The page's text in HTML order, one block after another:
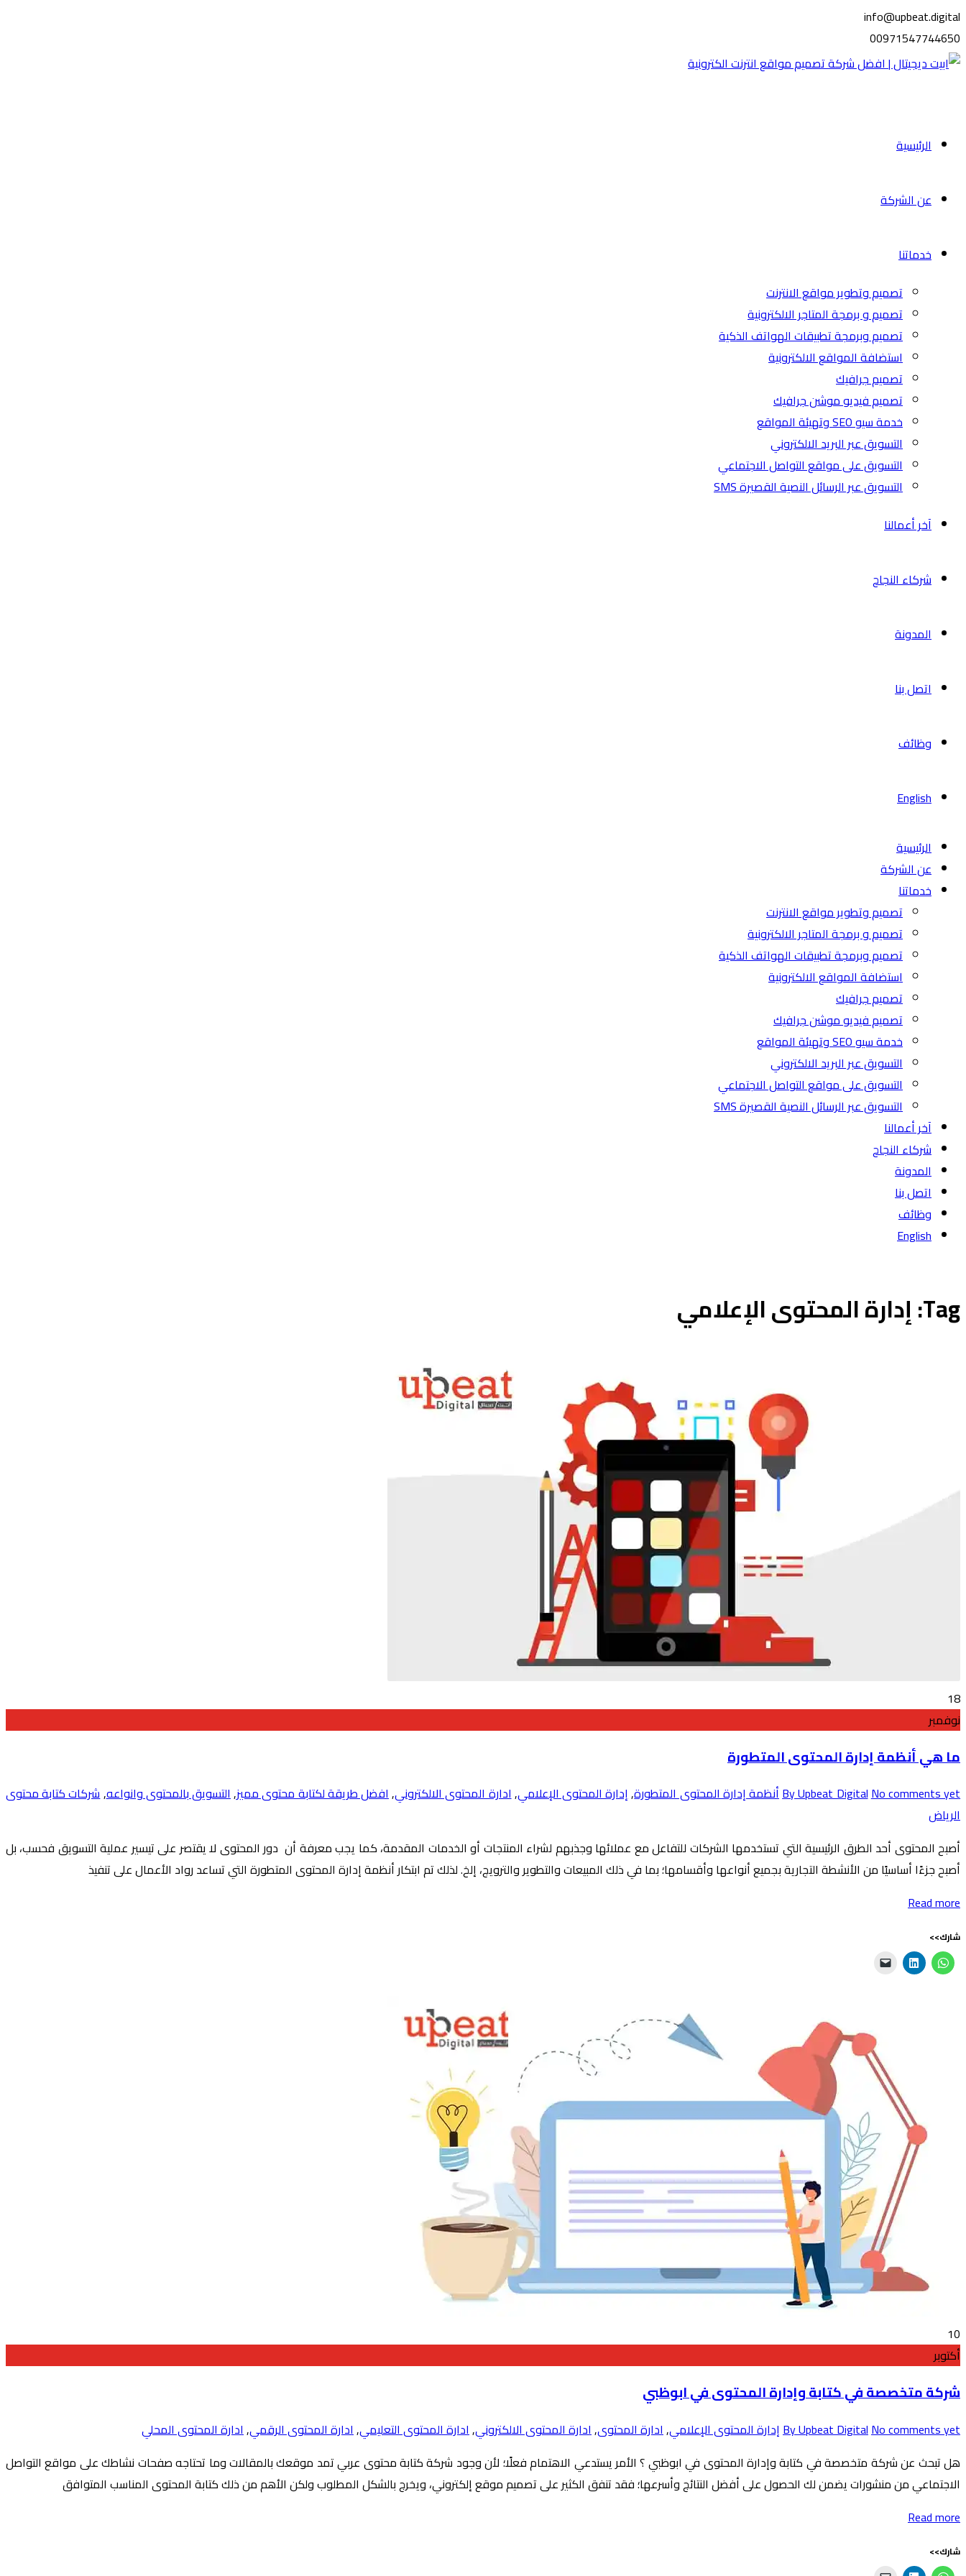
info@upbeat.digital
00971547744650
الرئيسية
عن الشركة
خدماتنا
تصميم وتطوير مواقع الانترنت
تصميم و برمجة المتاجر الالكترونية
تصميم وبرمجة تطبيقات الهواتف الذكية
استضافة المواقع الالكترونية
تصميم جرافيك
تصميم فيديو موشن جرافيك
خدمة سيو SEO وتهيئة المواقع
التسويق عبر البريد الالكتروني
التسويق على مواقع التواصل الاجتماعي
التسويق عبر الرسائل النصية القصيرة SMS
آخر أعمالنا
شركاء النجاح
المدونة
اتصل بنا
وظائف
English
الرئيسية
عن الشركة
خدماتنا
تصميم وتطوير مواقع الانترنت
تصميم و برمجة المتاجر الالكترونية
تصميم وبرمجة تطبيقات الهواتف الذكية
استضافة المواقع الالكترونية
تصميم جرافيك
تصميم فيديو موشن جرافيك
خدمة سيو SEO وتهيئة المواقع
التسويق عبر البريد الالكتروني
التسويق على مواقع التواصل الاجتماعي
التسويق عبر الرسائل النصية القصيرة SMS
آخر أعمالنا
شركاء النجاح
المدونة
اتصل بنا
وظائف
English
Tag: إدارة المحتوى الإعلامي
18
نوفمبر
ما هي أنظمة إدارة المحتوى المتطورة
By Upbeat DigitalNo comments yet أنظمة إدارة المحتوى المتطورة,إدارة المحتوى الإعلامي,ادارة المحتوى الالكتروني,افضل طريقة لكتابة محتوى مميز,التسويق بالمحتوى وانواعه,شركات كتابة محتوى
الرياض
أصبح المحتوى أحد الطرق الرئيسية التي تستخدمها الشركات للتفاعل مع عملائها وجذبهم لشراء المنتجات أو الخدمات المقدمة، كما يجب معرفة أن دور المحتوى لا يقتصر على تيسير عملية التسويق فحسب، بل
أصبح جزءًا أساسيًا من الأنشطة التجارية بجميع أنواعها وأقسامها؛ بما في ذلك المبيعات والتطوير والترويج، إلخ. لذلك تم ابتكار أنظمة إدارة المحتوى المتطورة التي تساعد رواد الأعمال على تنفيذ
Read more
شارك>>
10
أكتوبر
شركة متخصصة في كتابة وإدارة المحتوى في ابوظبي
By Upbeat DigitalNo comments yet إدارة المحتوى الإعلامي,ادارة المحتوى,ادارة المحتوى الالكتروني,ادارة المحتوى التعليمي,ادارة المحتوى الرقمي,ادارة المحتوى المحلي
هل تبحث عن شركة متخصصة في كتابة وإدارة المحتوى في ابوظبي ؟ الأمر يستدعي الاهتمام فعلًا؛ لأن وجود شركة كتابة محتوى عربي تمد موقعك بالمقالات وما تحتاجه صفحات نشاطك على مواقع التواصل
الاجتماعي من منشورات يضمن لك الحصول على أفضل النتائج وأسرعها؛ فقد تنفق الكثير على تصميم موقع إلكتروني، ويخرج بالشكل المطلوب ولكن الأهم من ذلك كتابة المحتوى المناسب المتوافق
Read more
شارك>>